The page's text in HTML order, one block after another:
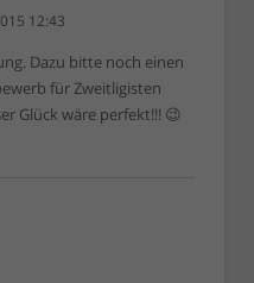
12:43
Dazu bitte noch einen
für Zweitligisten
Glück wäre perfekt!!! 😉